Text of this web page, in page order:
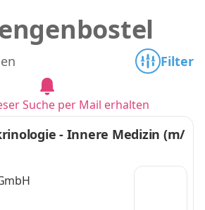
Filter
Suche per Mail erhalten
- Innere Medizin (m/